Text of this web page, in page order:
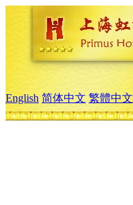
English 简体中文 繁體中文